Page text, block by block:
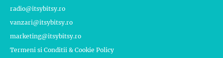
radio@itsybitsy.ro
vanzari@itsybitsy.ro
marketing@itsybitsy.ro
Termeni si Conditii & Cookie Policy